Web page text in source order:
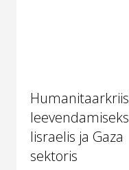
leevendamiseks
Iisraelis ja Gaza
sektoris